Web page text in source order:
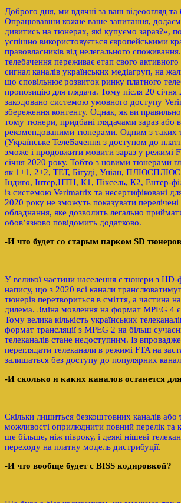
Доброго дня, ми вдячні за ваш відеоогляд
Опрацювавши кожне ваше запитання,
дивитись на тюнерах, які купуємо зараз?»,
успішно використовується європейськими
правовласників від нелегального
телебачення переживає етап свого
сигнал каналів українських медіагруп, на
що сповільнює розвиток ринку платного
пропозицію для глядача. Тому після 20
закодовано системою умовного доступу
збереження контенту. Однак, як ви
тому тюнери, придбані глядачами зараз
рекомендованими тюнерами. Одним з таких
(Українське ТелеБачення з доступом до
зможе і продовжити мовити зараз у режимі
січня 2020 року. Тобто з новими тюнерами
як 1+1, 2+2, ТЕТ, Бігуді, Уніан,
Індиго, Інтер,НТН, К1, Піксель, К2, Ентер-
із системою Verimatrix та несертифіковані
2020 року не зможуть показувати
обладнання, яке дозволить легально
обов’язково повідомить додатково.
-И что будет со старым парком SD тюнеров
У великої частини населення є тюнери з
напису, що з 2020 всі канали
тюнерів перетвориться в сміття, а частина
дилема. Зміна мовлення на формат MPEG 4 є
Тому велика кількість українських
формат трансляції з MPEG 2 на більш
телеканалів стане недоступним. Із
переглядати телеканали в режимі FTA на
залишаться без доступу до популярних
-И сколько и каких каналов останется
Скільки лишиться безкоштовних каналів
можливості оприлюднити повний перелік та
ще більше, ніж півроку, і деякі нішеві
переходу на платну модель дистрибуції.
-И что вообще будет с BISS кодировкой?